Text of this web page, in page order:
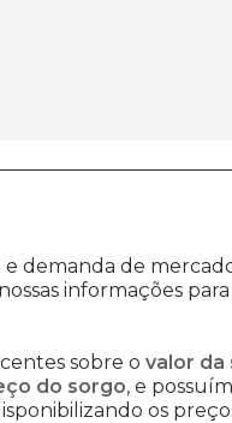
demanda de
informações
sobre o valor da
do sorgo, e
os